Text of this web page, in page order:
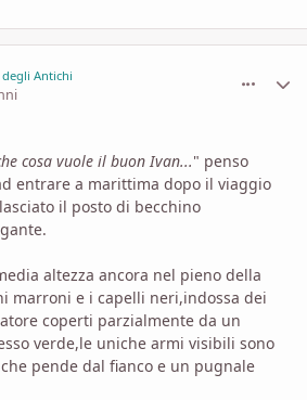
Antichi
cosa vuole il buon Ivan..." penso
entrare a marittima dopo il viaggio
il posto di becchino
altezza ancora nel pieno della
marroni e i capelli neri,indossa dei
coperti parzialmente da un
verde,le uniche armi visibili sono
pende dal fianco e un pugnale